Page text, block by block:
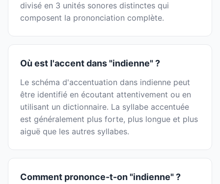
divisé en 3 unités sonores distinctes qui
composent la prononciation complète.
Où est l'accent dans "indienne" ?
Le schéma d'accentuation dans indienne peut
être identifié en écoutant attentivement ou en
utilisant un dictionnaire. La syllabe accentuée
est généralement plus forte, plus longue et plus
aiguë que les autres syllabes.
Comment prononce-t-on "indienne" ?